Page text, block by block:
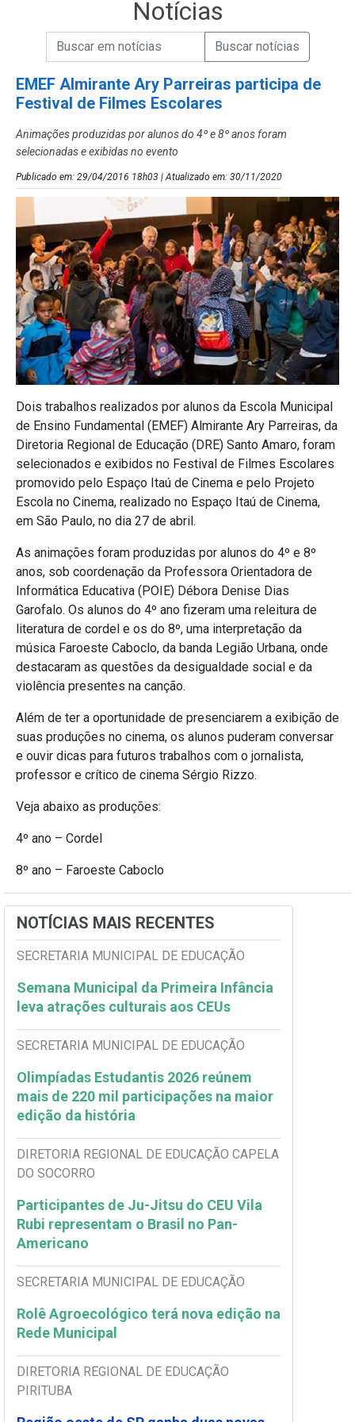
Notícias
Campo de Busca de Notícias
Campo de Busca de informaçõesEnviar a Busca de Notícias
EMEF Almirante Ary Parreiras participa de
Festival de Filmes Escolares
Animações produzidas por alunos do 4º e 8º anos foram
selecionadas e exibidas no evento
Publicado em: 29/04/2016 18h03 | Atualizado em: 30/11/2020
Dois trabalhos realizados por alunos da Escola Municipal
de Ensino Fundamental (EMEF) Almirante Ary Parreiras, da
Diretoria Regional de Educação (DRE) Santo Amaro, foram
selecionados e exibidos no Festival de Filmes Escolares
promovido pelo Espaço Itaú de Cinema e pelo Projeto
Escola no Cinema, realizado no Espaço Itaú de Cinema,
em São Paulo, no dia 27 de abril.
As animações foram produzidas por alunos do 4º e 8º
anos, sob coordenação da Professora Orientadora de
Informática Educativa (POIE) Débora Denise Dias
Garofalo. Os alunos do 4º ano fizeram uma releitura de
literatura de cordel e os do 8º, uma interpretação da
música Faroeste Caboclo, da banda Legião Urbana, onde
destacaram as questões da desigualdade social e da
violência presentes na canção.
Além de ter a oportunidade de presenciarem a exibição de
suas produções no cinema, os alunos puderam conversar
e ouvir dicas para futuros trabalhos com o jornalista,
professor e crítico de cinema Sérgio Rizzo.
Veja abaixo as produções:
4º ano – Cordel
8º ano – Faroeste Caboclo
NOTÍCIAS MAIS RECENTES
SECRETARIA MUNICIPAL DE EDUCAÇÃO
Semana Municipal da Primeira Infância
leva atrações culturais aos CEUs
SECRETARIA MUNICIPAL DE EDUCAÇÃO
Olimpíadas Estudantis 2026 reúnem
mais de 220 mil participações na maior
edição da história
DIRETORIA REGIONAL DE EDUCAÇÃO CAPELA
DO SOCORRO
Participantes de Ju-Jitsu do CEU Vila
Rubi representam o Brasil no Pan-
Americano
SECRETARIA MUNICIPAL DE EDUCAÇÃO
Rolê Agroecológico terá nova edição na
Rede Municipal
DIRETORIA REGIONAL DE EDUCAÇÃO
PIRITUBA